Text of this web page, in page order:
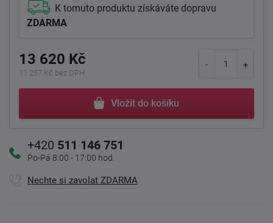
K tomuto produktu získáváte dopravu
ZDARMA
13 620 Kč
11 257 Kč bez DPH
Vložit do košíku
+420 511 146 751
Po-Pá 8:00 - 17:00 hod.
Nechte si zavolat ZDARMA